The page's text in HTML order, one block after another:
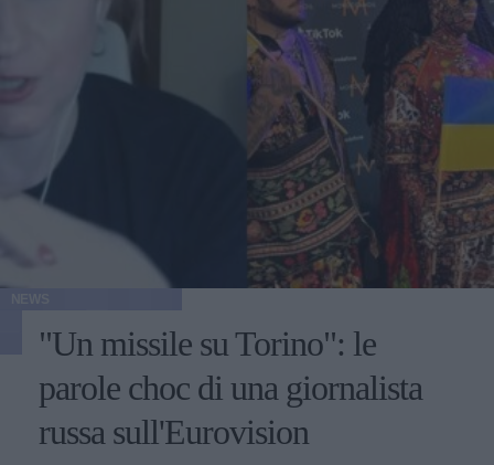
"Un missile su Torino": le
parole choc di una giornalista
russa sull'Eurovision